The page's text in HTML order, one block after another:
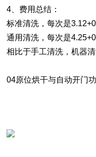
4、费用总结：
标准清洗，每次是
通用清洗，每次是
相比于手工清洗，机器
04原位烘干与自动开门